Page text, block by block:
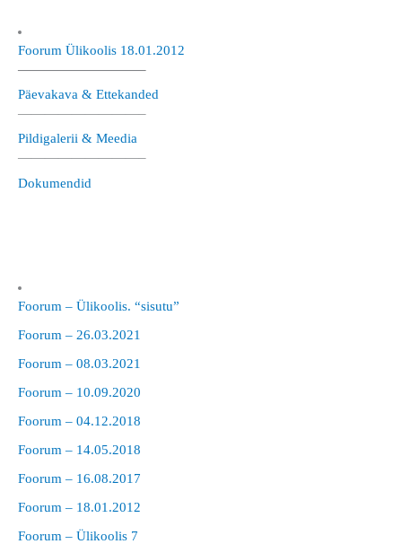
Foorum Ülikoolis 18.01.2012
—————————–
Päevakava & Ettekanded
—————————–
Pildigalerii & Meedia
—————————–
Dokumendid
Foorum – Ülikoolis. “sisutu”
Foorum – 26.03.2021
Foorum – 08.03.2021
Foorum – 10.09.2020
Foorum – 04.12.2018
Foorum – 14.05.2018
Foorum – 16.08.2017
Foorum – 18.01.2012
Foorum – Ülikoolis 7